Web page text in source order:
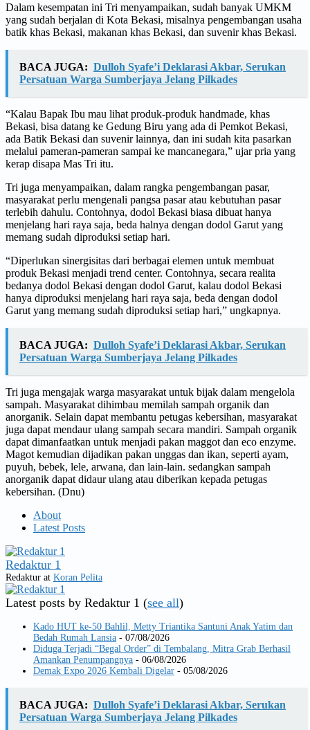
Dalam kesempatan ini Tri menyampaikan, sudah banyak UMKM
yang sudah berjalan di Kota Bekasi, misalnya pengembangan usaha
batik khas Bekasi, makanan khas Bekasi, dan suvenir khas Bekasi.
BACA JUGA: Dulloh Syafe’i Deklarasi Akbar, Serukan
Persatuan Warga Sumberjaya Jelang Pilkades
“Kalau Bapak Ibu mau lihat produk-produk handmade, khas
Bekasi, bisa datang ke Gedung Biru yang ada di Pemkot Bekasi,
ada Batik Bekasi dan suvenir lainnya, dan ini sudah kita pasarkan
melalui pameran-pameran sampai ke mancanegara,” ujar pria yang
kerap disapa Mas Tri itu.
Tri juga menyampaikan, dalam rangka pengembangan pasar,
masyarakat perlu mengenali pangsa pasar atau kebutuhan pasar
terlebih dahulu. Contohnya, dodol Bekasi biasa dibuat hanya
menjelang hari raya saja, beda halnya dengan dodol Garut yang
memang sudah diproduksi setiap hari.
“Diperlukan sinergisitas dari berbagai elemen untuk membuat
produk Bekasi menjadi trend center. Contohnya, secara realita
bedanya dodol Bekasi dengan dodol Garut, kalau dodol Bekasi
hanya diproduksi menjelang hari raya saja, beda dengan dodol
Garut yang memang sudah diproduksi setiap hari,” ungkapnya.
BACA JUGA: Dulloh Syafe’i Deklarasi Akbar, Serukan
Persatuan Warga Sumberjaya Jelang Pilkades
Tri juga mengajak warga masyarakat untuk bijak dalam mengelola
sampah. Masyarakat dihimbau memilah sampah organik dan
anorganik. Selain dapat membantu petugas kebersihan, masyarakat
juga dapat mendaur ulang sampah secara mandiri. Sampah organik
dapat dimanfaatkan untuk menjadi pakan maggot dan eco enzyme.
Magot kemudian dijadikan pakan unggas dan ikan, seperti ayam,
puyuh, bebek, lele, arwana, dan lain-lain. sedangkan sampah
anorganik dapat didaur ulang atau diberikan kepada petugas
kebersihan. (Dnu)
About
Latest Posts
Redaktur 1
Redaktur at Koran Pelita
Latest posts by Redaktur 1 (see all)
Kado HUT ke-50 Bahlil, Metty Triantika Santuni Anak Yatim dan
Bedah Rumah Lansia - 07/08/2026
Diduga Terjadi “Begal Order” di Tembalang, Mitra Grab Berhasil
Amankan Penumpangnya - 06/08/2026
Demak Expo 2026 Kembali Digelar - 05/08/2026
BACA JUGA: Dulloh Syafe’i Deklarasi Akbar, Serukan
Persatuan Warga Sumberjaya Jelang Pilkades